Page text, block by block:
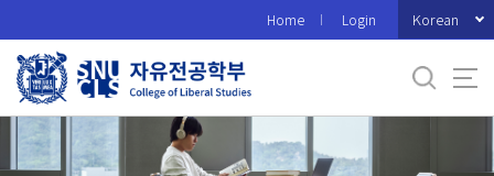
로
메
Home Login Korean